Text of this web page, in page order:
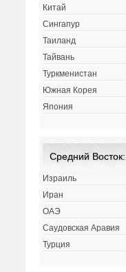
Китай
Сингапур
Таиланд
Тайвань
Туркменистан
Южная Корея
Япония
Средний Восток:
Израиль
Иран
ОАЭ
Саудовская Аравия
Турция